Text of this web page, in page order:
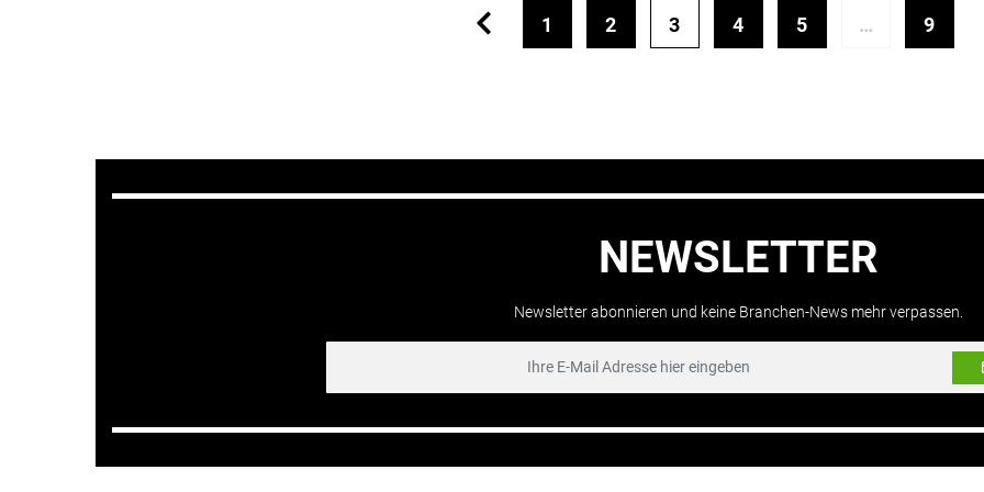
1 2 3 4 5 … 9
NEWSLETTER
Newsletter abonnieren und keine Branchen-News mehr verpassen.